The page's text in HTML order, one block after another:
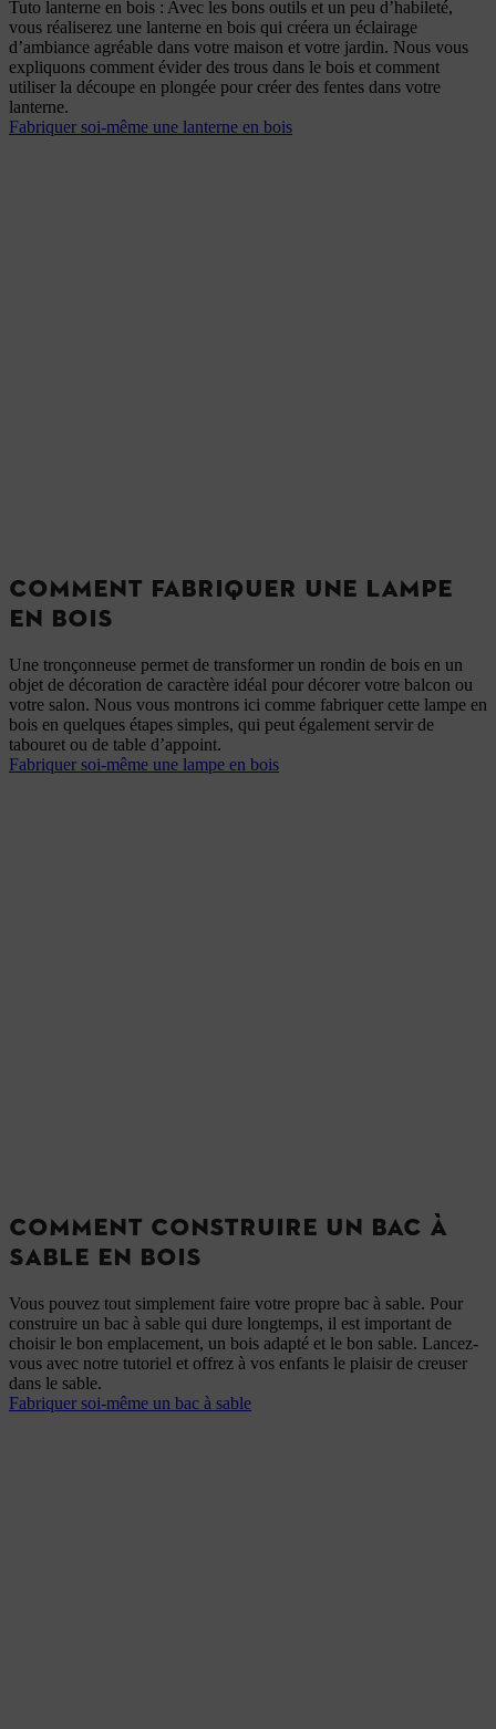
Tuto lanterne en bois : Avec les bons outils et un peu d’habileté,
vous réaliserez une lanterne en bois qui créera un éclairage
d’ambiance agréable dans votre maison et votre jardin. Nous vous
expliquons comment évider des trous dans le bois et comment
utiliser la découpe en plongée pour créer des fentes dans votre
lanterne.
Fabriquer soi-même une lanterne en bois
COMMENT FABRIQUER UNE LAMPE
EN BOIS
Une tronçonneuse permet de transformer un rondin de bois en un
objet de décoration de caractère idéal pour décorer votre balcon ou
votre salon. Nous vous montrons ici comme fabriquer cette lampe en
bois en quelques étapes simples, qui peut également servir de
tabouret ou de table d’appoint.
Fabriquer soi-même une lampe en bois
COMMENT CONSTRUIRE UN BAC À
SABLE EN BOIS
Vous pouvez tout simplement faire votre propre bac à sable. Pour
construire un bac à sable qui dure longtemps, il est important de
choisir le bon emplacement, un bois adapté et le bon sable. Lancez-
vous avec notre tutoriel et offrez à vos enfants le plaisir de creuser
dans le sable.
Fabriquer soi-même un bac à sable